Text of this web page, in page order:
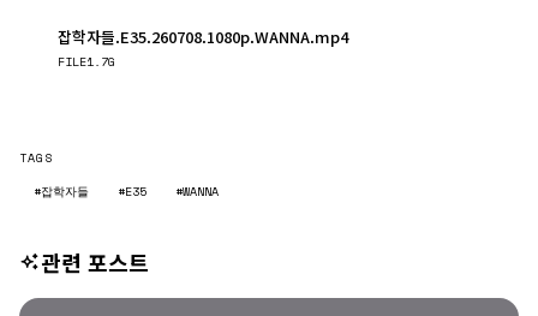
잡학자들.E35.260708.1080p.WANNA.mp4
FILE1.7G
TAGS
#잡학자들
#E35 #WANNA
관련 포스트
방송/동영상